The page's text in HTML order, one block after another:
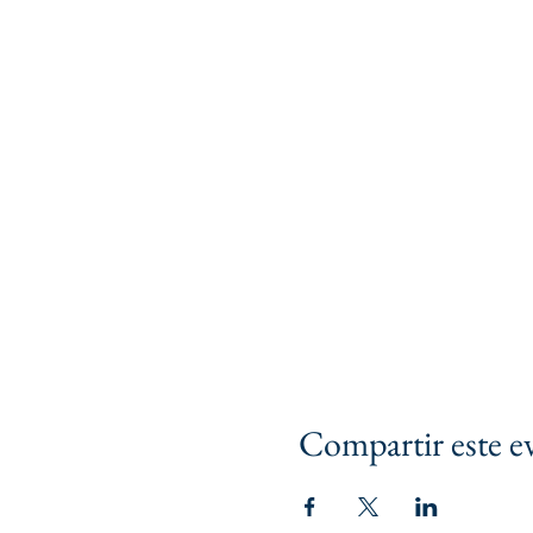
Compartir este